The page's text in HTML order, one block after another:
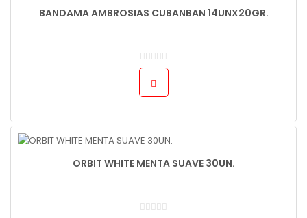
BANDAMA AMBROSIAS CUBANBAN 14UNX20GR.
ORBIT WHITE MENTA SUAVE 30UN.